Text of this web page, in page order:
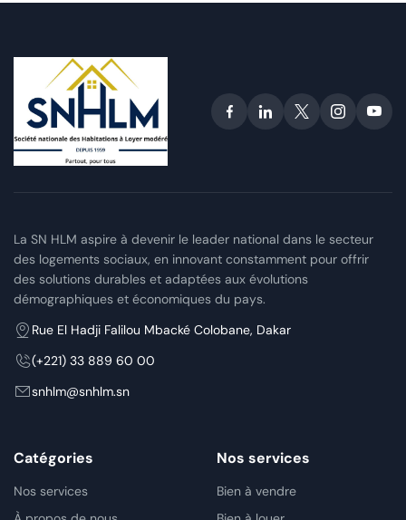
La SN HLM aspire à devenir le leader national dans le secteur
des logements sociaux, en innovant constamment pour offrir
des solutions durables et adaptées aux évolutions
démographiques et économiques du pays.
Rue El Hadji Falilou Mbacké Colobane, Dakar
(+221) 33 889 60 00
snhlm@snhlm.sn
Catégories
Nos services
Nos services
Bien à vendre